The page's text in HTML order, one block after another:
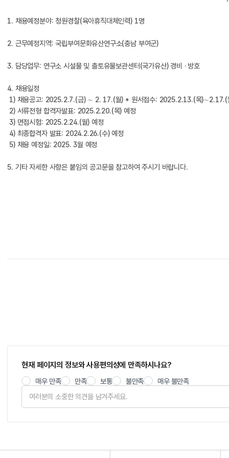
1. 채용예정분야: 청원경찰(육아휴직대체인력) 1명
2. 근무예정지역: 국립부여문화유산연구소(충남 부여군)
3. 담당업무: 연구소 시설물 및 출토유물보관센터(국가유산) 경비 · 방호
4. 채용일정
1) 채용공고: 2025.2.7.(금) ∼ 2. 17.(월) * 원서접수: 2025.2.13.(목
2) 서류전형 합격자발표: 2025.2.20.(목) 예정
3) 면접시험: 2025.2.24.(월) 예정
4) 최종합격자 발표: 2024.2.26.(수) 예정
5) 채용 예정일: 2025. 3월 예정
5. 기타 자세한 사항은 붙임의 공고문을 참고하여 주시기 바랍니다.
현재 페이지의 정보와 사용편의성에 만족하시나요?
매우 만족 만족 보통 불만족 매우 불만족